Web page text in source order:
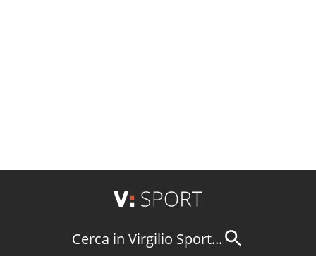
Cerca in Virgilio Sport...